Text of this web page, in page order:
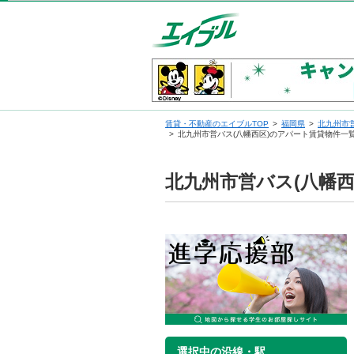
賃貸・不動産のエイブルTOP 福岡県
北九州市
北九州市営バス(八幡西区)のアパート賃貸物件一
北九州市営バス(八幡